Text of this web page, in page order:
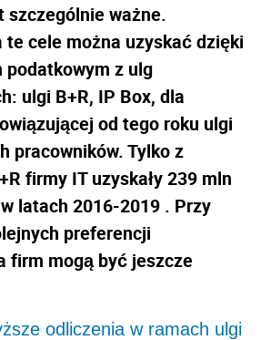
szczególnie ważne.
te cele można uzyskać dzięki
z ulg
ulgi B+R, IP Box, dla
od tego roku ulgi
pracowników. Tylko z
firmy IT uzyskały 239 mln
latach 2016-2019 . Przy
preferencji
firm mogą być jeszcze
odliczenia w ramach ulgi